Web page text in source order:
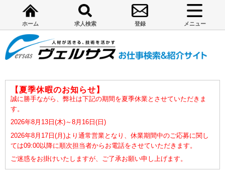
ホーム 求人検索 登録 メニュー
【夏季休暇のお知らせ】
誠に勝手ながら、弊社は下記の期間を夏季休業とさせていただきま
す。
2026年8月13日(木)～8月16日(日)
2026年8月17日(月)より通常営業となり、休業期間中のご応募に関し
ては09:00以降に順次担当者からお電話をさせていただきます。
ご迷惑をお掛けいたしますが、ご了承お願い申し上げます。